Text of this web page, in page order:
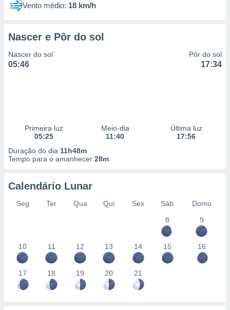
Vento médio: 18 km/h
Nascer e Pôr do sol
Nascer do sol
05:46
Pôr do sol
17:34
Primeira luz
05:25
Meio-dia
11:40
Última luz
17:56
Duração do dia 11h48m
Tempo para o amanhecer 28m
Calendário Lunar
Seg Ter Qua Qui Sex Sáb
Domo
8
9
10 11 12 13 14 15 16
17 18 19 20 21